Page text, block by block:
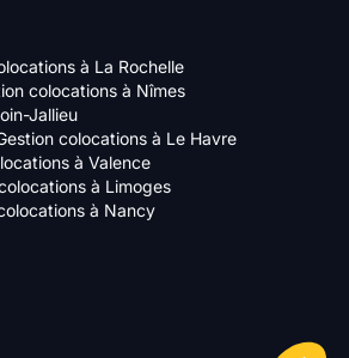
à La Rochelle
colocations à Nîmes
Jallieu
colocations à Le Havre
à Valence
à Limoges
à Nancy
Consentement : Personnalisez vos Options
d'adapter et de gérer vos